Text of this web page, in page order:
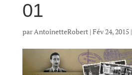
01
parAntoinetteRobert| Fév 24, 2015|